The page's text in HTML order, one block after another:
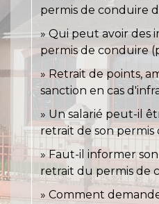
permis de conduire
Qui peut avoir des
permis de conduire
Retrait de points,
sanction en cas
Un salarié peut-il
retrait de son permis
Faut-il informer son
retrait du permis de
Comment